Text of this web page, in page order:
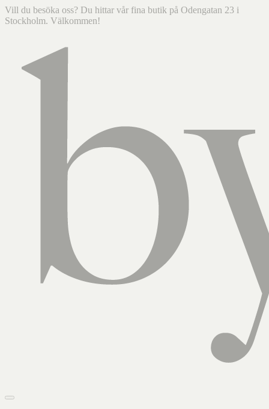
Vill du besöka oss? Du hittar vår fina butik på Odengatan 23 i
Stockholm. Välkommen!